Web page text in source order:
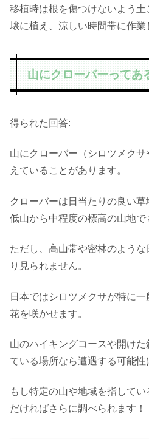
移植時は根を傷つけないよう
壌に植え、涼しい時間帯に作業
山にクローバーってあ
得られた回答:
山にクローバー（シロツメク
えていることがあります。
クローバーは日当たりの良い草
低山から中程度の標高の山地で
ただし、高山帯や密林のよう
り見られません。
日本ではシロツメクサが特に
花を咲かせます。
山のハイキングコースや開け
ている場所なら遭遇する可能性
もし特定の山や地域を指して
だければさらに調べられます！